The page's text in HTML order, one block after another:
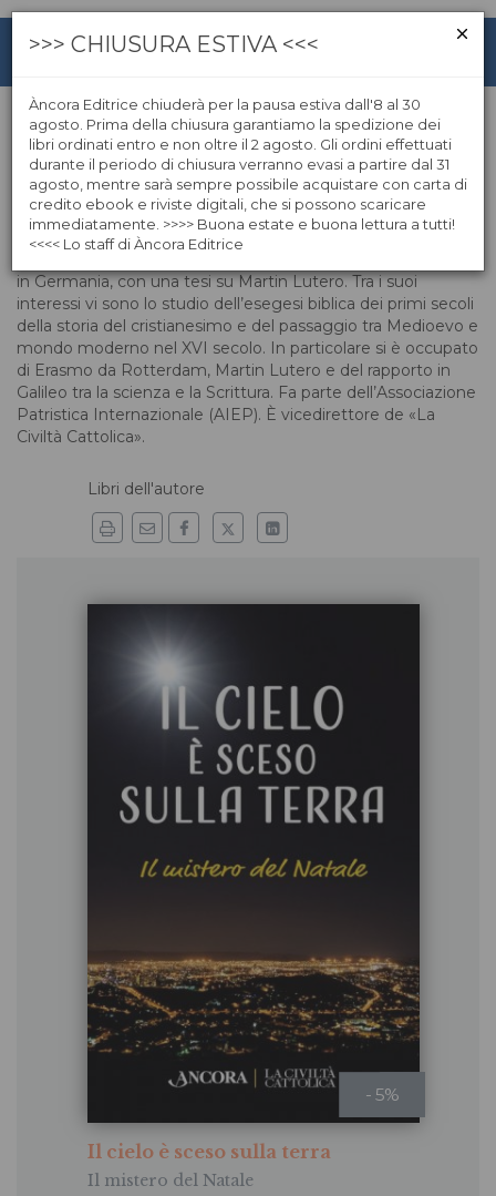
Giancarlo Pani
Giancarlo Pani, gesuita, è stato docente di Storia del
Cristianesimo all’università “La Sapienza” di Roma.
in Germania, con una tesi su Martin Lutero. Tra i suoi
interessi vi sono lo studio dell’esegesi biblica dei primi secoli
della storia del cristianesimo e del passaggio tra Medioevo e
mondo moderno nel XVI secolo. In particolare si è occupato
di Erasmo da Rotterdam, Martin Lutero e del rapporto in
Galileo tra la scienza e la Scrittura. Fa parte dell’Associazione
Patristica Internazionale (AIEP). È vicedirettore de «La
Civiltà Cattolica».
Libri dell'autore
- 5%
Il cielo è sceso sulla terra
Il mistero del Natale
>>> CHIUSURA ESTIVA <<<
Àncora Editrice chiuderà per la pausa estiva dall'8 al 30
agosto. Prima della chiusura garantiamo la spedizione dei
libri ordinati entro e non oltre il 2 agosto. Gli ordini effettuati
durante il periodo di chiusura verranno evasi a partire dal 31
agosto, mentre sarà sempre possibile acquistare con carta di
credito ebook e riviste digitali, che si possono scaricare
immediatamente. >>>> Buona estate e buona lettura a tutti!
<<<< Lo staff di Àncora Editrice